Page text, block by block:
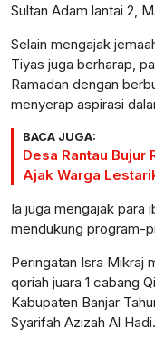
Sultan Adam lantai 2,
Selain mengajak
Tiyas juga berharap,
Ramadan dengan
menyerap aspirasi
BACA JUGA:
Desa Rantau Bujur
Ajak Warga
Ia juga mengajak para
mendukung program-
Peringatan Isra Mikraj
qoriah juara 1 cabang
Kabupaten Banjar
Syarifah Azizah Al Hadi.